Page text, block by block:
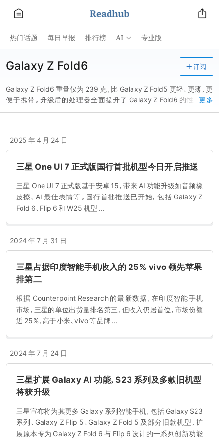
热门话题 每日早报 排行榜 AI 专业版
Galaxy Z Fold6
Galaxy Z Fold6 重量仅为 239 克，比 Galaxy Z Fold5 更轻、更薄，更
便于携带。升级后的处理器全面提升了 Galaxy Z Fold6 的性能，与
Galaxy Z Fold5 相比，CPU 性能提高了 18%，GPU 性能提高了 19%，
更多
订阅
2025 年 4 月 24 日
三星 One UI 7 正式版国行首批机型今日开启推送
三星 One UI 7 正式版基于安卓 15，带来 AI 功能升级如音频橡
皮擦、AI 最佳表情等。国行首批推送已开始，包括 Galaxy Z
Fold 6、Flip 6 和 W25 机型 ...
2024 年 7 月 31 日
三星占据印度智能手机收入的 25% vivo 领先苹果
排第二
根据 Counterpoint Research 的最新数据，在印度智能手机
市场，三星的单位出货量排名第三，但收入仍居首位，市场份额
近 25%，高于小米、vivo 等品牌 ...
2024 年 7 月 24 日
三星扩展 Galaxy AI 功能，S23 系列及多款旧机型
将获升级
三星宣布将为其更多 Galaxy 系列智能手机，包括 Galaxy S23
系列、Galaxy Z Flip 5、Galaxy Z Fold 5 及部分旧款机型，扩
展原本专为 Galaxy Z Fold 6 与 Flip 6 设计的一系列创新功能